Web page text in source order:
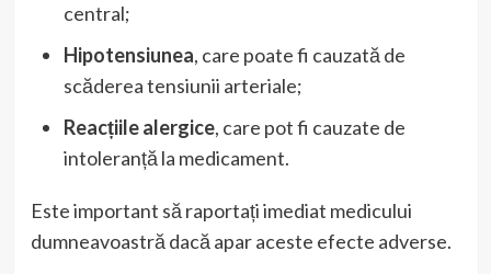
central;
Hipotensiunea, care poate fi cauzată de
scăderea tensiunii arteriale;
Reacțiile alergice, care pot fi cauzate de
intoleranță la medicament.
Este important să raportați imediat medicului
dumneavoastră dacă apar aceste efecte adverse.